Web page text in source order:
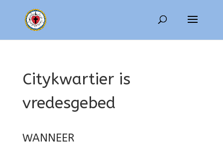
Citykwartier is
vredesgebed
WANNEER